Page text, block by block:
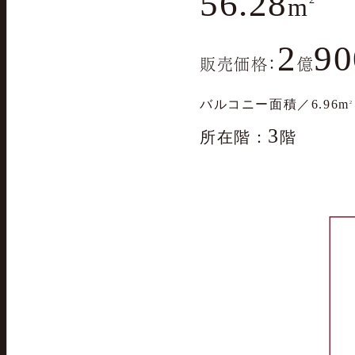
m
販売価格： 2 億
バルコニー面積／6.96m 2
所在階： 3 階